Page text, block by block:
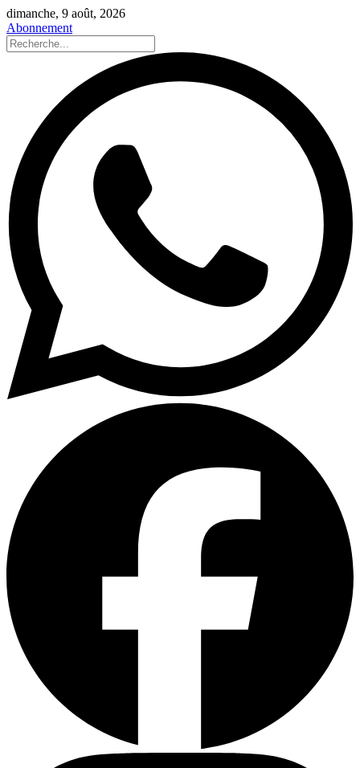
dimanche, 9 août, 2026
Abonnement